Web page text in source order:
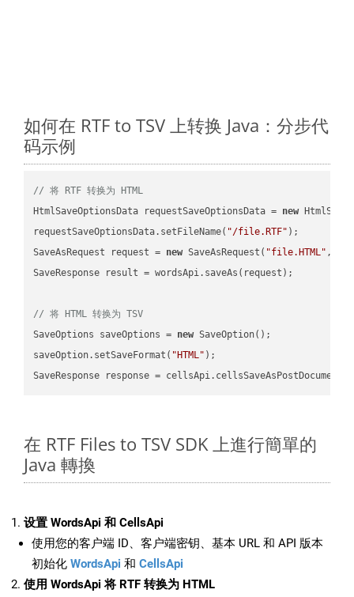
如何在 RTF to TSV 上转换 Java：分步代
码示例
// 将 RTF 转换为 HTML
HtmlSaveOptionsData requestSaveOptionsData = new
requestSaveOptionsData.setFileName( "/file.RTF" );
SaveAsRequest request = new SaveAsRequest( "file.HTML"
SaveResponse result = wordsApi.saveAs(request);
// 将 HTML 转换为 TSV
SaveOptions saveOptions = new SaveOption();
saveOption.setSaveFormat( "HTML" );
SaveResponse response =
在 RTF Files to TSV SDK 上進行簡單的
Java 轉換
设置 WordsApi 和 CellsApi
使用您的客户端 ID、客户端密钥、基本 URL 和 API 版本
初始化 WordsApi 和 CellsApi
使用 WordsApi 将 RTF 转换为 HTML